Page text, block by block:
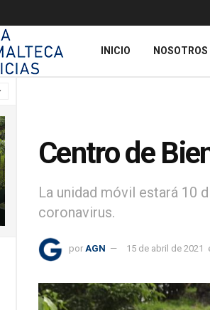
INICIO NOSOTROS
Centro de
La unidad móvil estará 10
coronavirus.
por AGN 15 de abril de 2021